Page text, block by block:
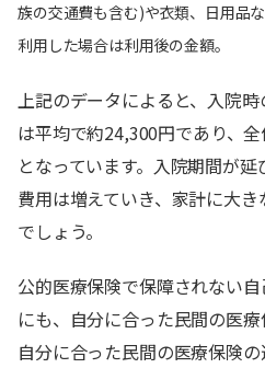
族の交通費も含む)や衣類、日用品
利用した場合は利用後の金額。
上記のデータによると、入院
は平均で約24,300円であり、
となっています。入院期間が
費用は増えていき、家計に大
でしょう。
公的医療保険で保障されない
にも、自分に合った民間の医療
自分に合った民間の医療保険